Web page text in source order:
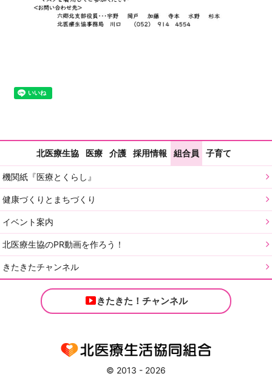
北医療生協 医療 介護 採用情報 組合員 子育て
機関紙『医療とくらし』
健康づくりとまちづくり
イベント案内
北医療生協のPR動画を作ろう！
きたきたチャンネル
きたきた！チャンネル
© 2013 - 2026